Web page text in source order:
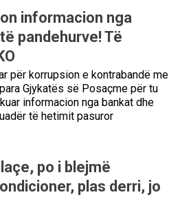
informacion nga
pandehurve! Të
për korrupsion e kontrabandë me
Gjykatës së Posaçme për tu
informacion nga bankat dhe
të hetimit pasuror
po i blejmë
plas derri, jo